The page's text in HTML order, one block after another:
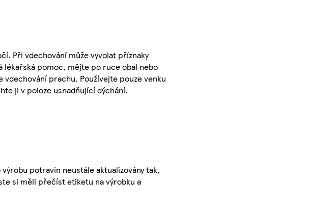
Při vdechování může vyvolat příznaky
pomoc, mějte po ruce obal nebo
prachu. Používejte pouze venku
ji v poloze usnadňující dýchání.
potravin neustále aktualizovány tak,
si měli přečíst etiketu na výrobku a